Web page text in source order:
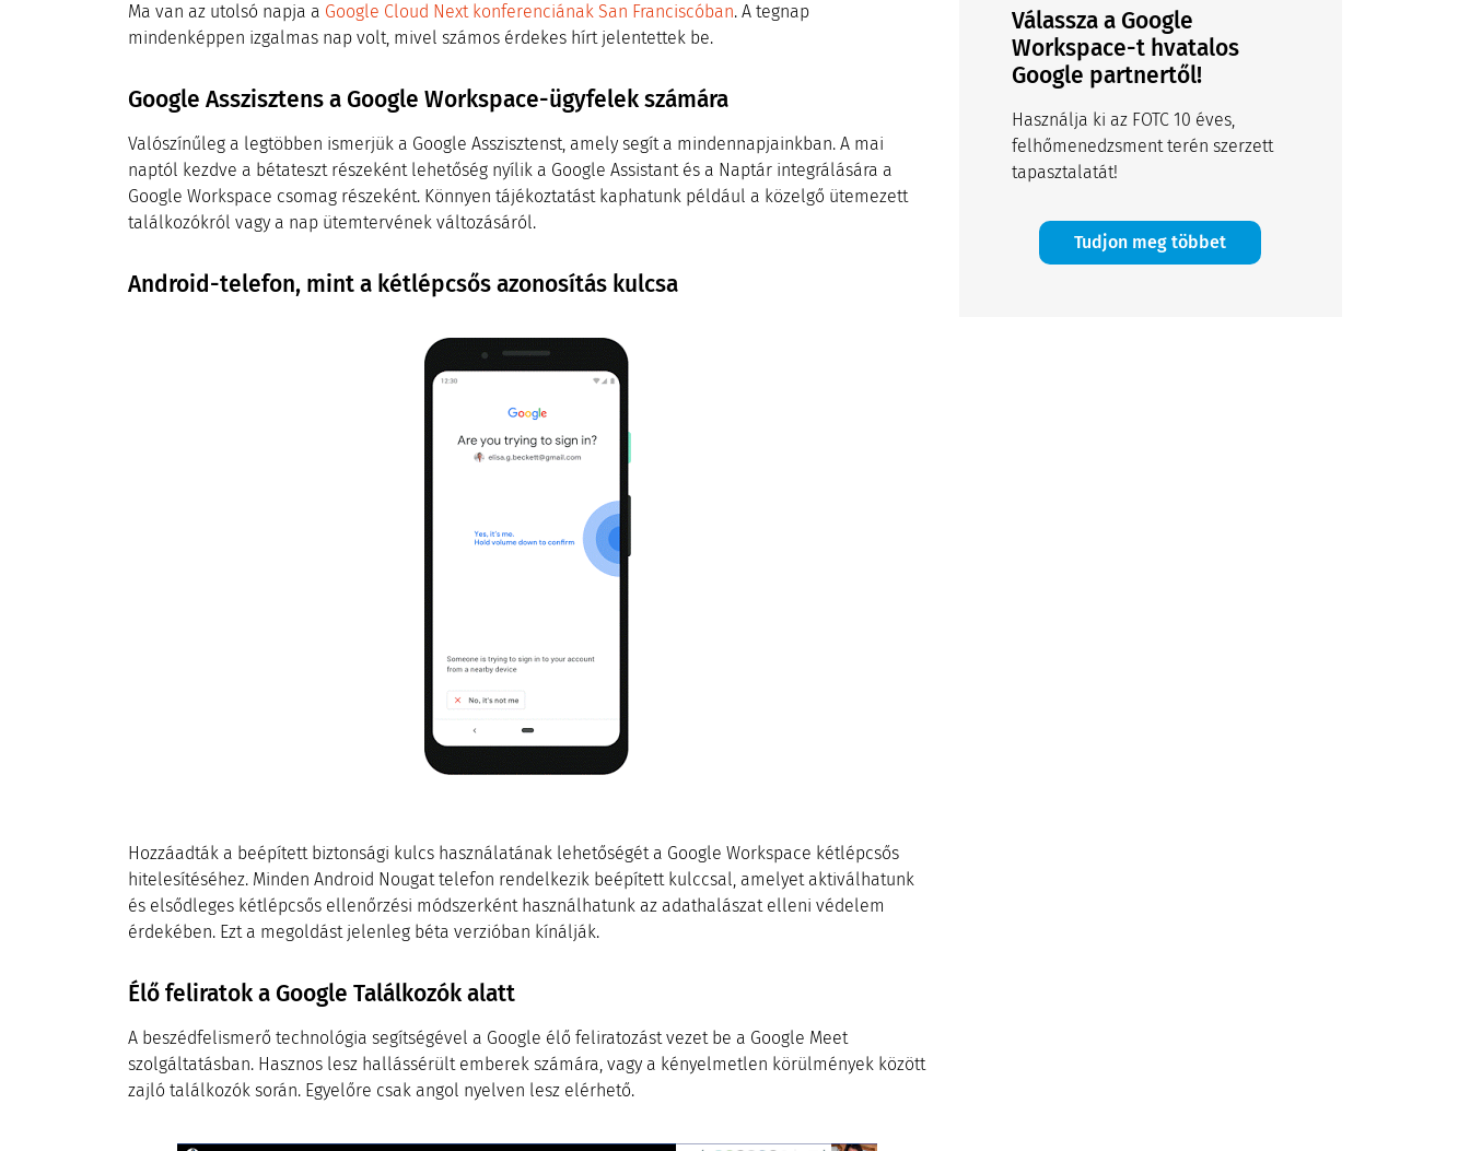
Ma van az utolsó napja a Google Cloud Next konferenciának San Franciscóban. A tegnap
mindenképpen izgalmas nap volt, mivel számos érdekes hírt jelentettek be.
Google Asszisztens a Google Workspace-ügyfelek számára
Valószínűleg a legtöbben ismerjük a Google Asszisztenst, amely segít a mindennapjainkban. A mai
naptól kezdve a bétateszt részeként lehetőség nyílik a Google Assistant és a Naptár integrálására a
Google Workspace csomag részeként. Könnyen tájékoztatást kaphatunk például a közelgő ütemezett
találkozókról vagy a nap ütemtervének változásáról.
Android-telefon, mint a kétlépcsős azonosítás kulcsa
Hozzáadták a beépített biztonsági kulcs használatának lehetőségét a Google Workspace kétlépcsős
hitelesítéséhez. Minden Android Nougat telefon rendelkezik beépített kulccsal, amelyet aktiválhatunk
és elsődleges kétlépcsős ellenőrzési módszerként használhatunk az adathalászat elleni védelem
érdekében. Ezt a megoldást jelenleg béta verzióban kínálják.
Élő feliratok a Google Találkozók alatt
A beszédfelismerő technológia segítségével a Google élő feliratozást vezet be a Google Meet
szolgáltatásban. Hasznos lesz hallássérült emberek számára, vagy a kényelmetlen körülmények között
zajló találkozók során. Egyelőre csak angol nyelven lesz elérhető.
Válassza a Google
Workspace-t hvatalos
Google partnertől!
Használja ki az FOTC 10 éves,
felhőmenedzsment terén szerzett
tapasztalatát!
Tudjon meg többet